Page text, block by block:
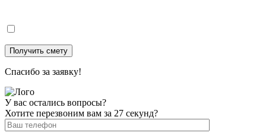
Спасибо за заявку!
У вас остались вопросы?
Хотите перезвоним вам за 27 секунд?